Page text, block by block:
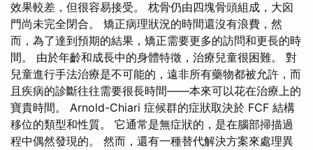
效果較差，但很容易接受。 枕骨仍由四塊骨頭組成，大囟
門尚未完全閉合。 矯正病理狀況的時間還沒有浪費，然
而，為了達到預期的結果，矯正需要更多的訪問和更長的時
間。 由於年齡和成長中的身體特徵，治療兒童很困難。 對
兒童進行手法治療是不可能的，遠非所有藥物都被允許，而
且疾病的診斷往往需要很長時間——本來可以花在治療上的
寶貴時間。 Arnold-Chiari 症候群的症狀取決於 FCF 結構
移位的類型和性質。 它通常是無症狀的，是在腦部掃描過
程中偶然發現的。 然而，還有一種替代解決方案來處理異